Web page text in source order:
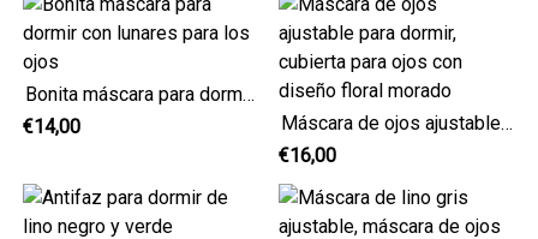
Bonita máscara para dormir con lunares para los ojos
€14,00
Máscara de ojos ajustable para dormir, cubierta para ojos con diseño floral morado
€16,00